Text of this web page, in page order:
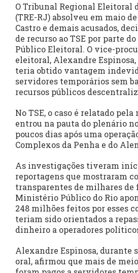
O Tribunal Regional Eleitoral
(TRE-RJ) absolveu em maio
Castro e demais acusados,
de recurso ao TSE por parte
Público Eleitoral. O vice-
eleitoral, Alexandre Espinosa,
teria obtido vantagem
servidores temporários sem
recursos públicos
No TSE, o caso é relatado
entrou na pauta do plenário
poucos dias após uma
Complexos da Penha e do
As investigações tiveram
reportagens que mostraram
transparentes de milhares de
Ministério Público do Rio
248 milhões feitos por esses
teriam sido orientados a
dinheiro a operadores
Alexandre Espinosa, durante
oral, afirmou que mais de